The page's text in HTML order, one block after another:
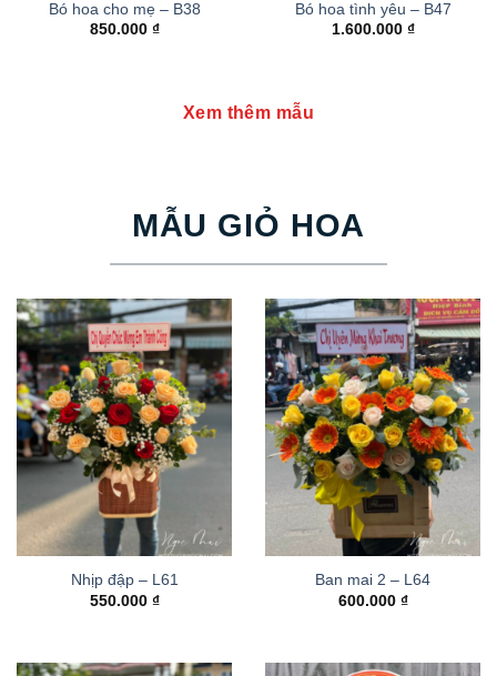
Bó hoa cho mẹ – B38
850.000 ₫
Bó hoa tình yêu – B47
1.600.000 ₫
Xem thêm mẫu
MẪU GIỎ HOA
Nhịp đập – L61
550.000 ₫
Ban mai 2 – L64
600.000 ₫